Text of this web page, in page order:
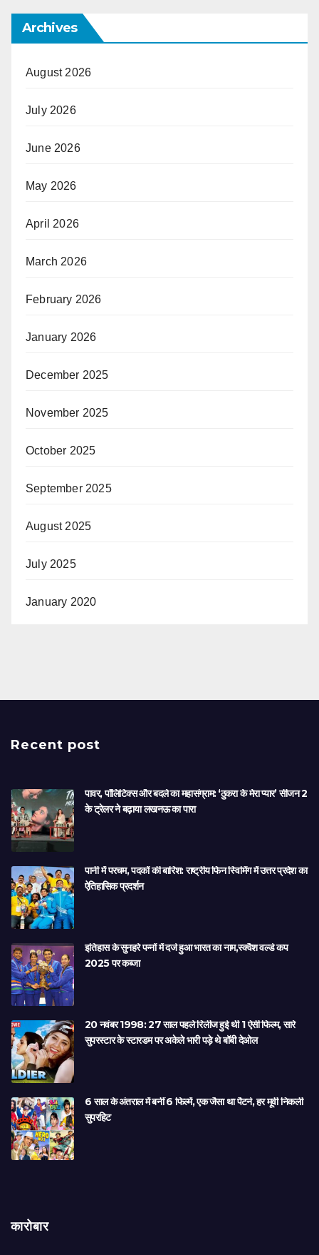
Archives
August 2026
July 2026
June 2026
May 2026
April 2026
March 2026
February 2026
January 2026
December 2025
November 2025
October 2025
September 2025
August 2025
July 2025
January 2020
Recent post
पावर, पॉलिटिक्स और बदले का महासंग्राम: ‘ठुकरा के मेरा प्यार’ सीजन 2
के ट्रेलर ने बढ़ाया लखनऊ का पारा
पानी में परचम, पदकों की बारिश: राष्ट्रीय फिन स्विमिंग में उत्तर प्रदेश का
ऐतिहासिक प्रदर्शन
इतिहास के सुनहरे पन्नों में दर्ज हुआ भारत का नाम,स्क्वैश वर्ल्ड कप
2025 पर कब्जा
20 नवंबर 1998: 27 साल पहले रिलीज हुई थी 1 ऐसी फिल्म, सारे
सुपरस्टार के स्टारडम पर अकेले भारी पड़े थे बॉबी देओल
6 साल के अंतराल में बनीं 6 फिल्में, एक जैसा था पैटर्न, हर मूवी निकली
सुपरहिट
कारोबार